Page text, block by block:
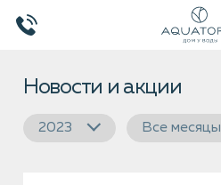
Новости и акции
2023 Все месяцы